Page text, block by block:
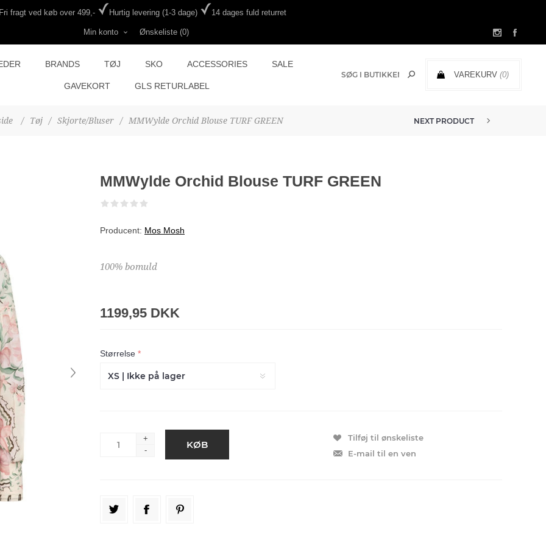
Fri fragt ved køb over 499,- Hurtig levering (1-3 dage) 14 dages fuld returret
Min konto Ønskeliste (0)
VAREKURV (0)
BRANDS TØJ SKO ACCESSORIES SALE
GAVEKORT GLS RETURLABEL
/ Tøj / Skjorte/Bluser / MMWylde Orchid Blouse TURF GREEN NEXT PRODUCT
MMWylde Orchid Blouse TURF GREEN
Producent: Mos Mosh
100% bomuld
1199,95 DKK
Størrelse *
+
-